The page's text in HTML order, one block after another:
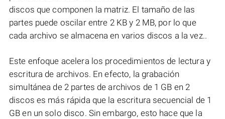
discos que componen la matriz. El tamaño de las
partes puede oscilar entre 2 KB y 2 MB, por lo que
cada archivo se almacena en varios discos a la vez..
Este enfoque acelera los procedimientos de lectura y
escritura de archivos. En efecto, la grabación
simultánea de 2 partes de archivos de 1 GB en 2
discos es más rápida que la escritura secuencial de 1
GB en un solo disco. Sin embargo, esto hace que la